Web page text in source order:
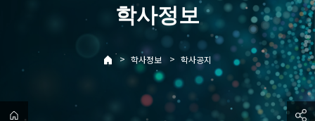
학사정보
> 학사정보 > 학사공지